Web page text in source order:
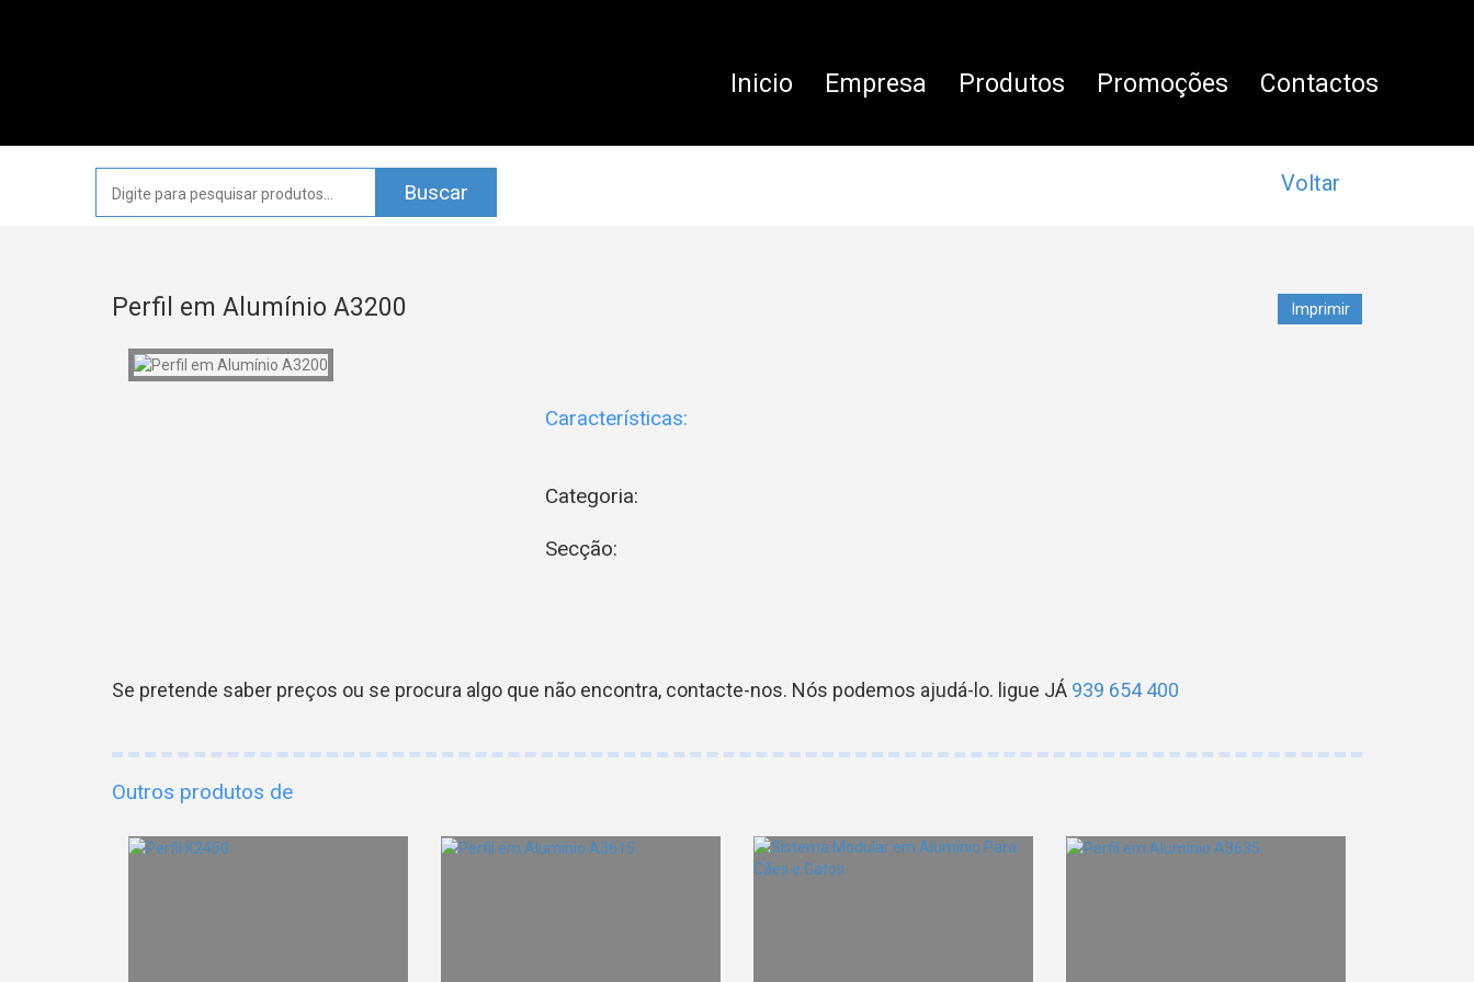
Inicio Empresa Produtos Promoções Contactos
Voltar
Perfil em Alumínio A3200 Imprimir
Características:
Categoria:
Secção:
Se pretende saber preços ou se procura algo que não encontra, contacte-nos. Nós podemos ajudá-lo. ligue JÁ 939 654 400
Outros produtos de